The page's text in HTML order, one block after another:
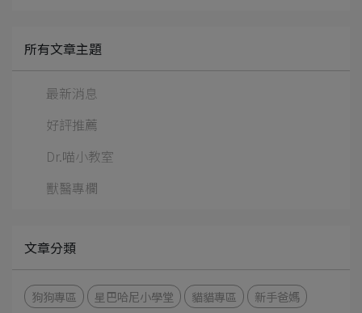
所有文章主題
最新消息
好評推薦
Dr.喵小教室
獸醫專欄
文章分類
狗狗專區 星巴哈尼小學堂 貓貓專區 新手爸媽